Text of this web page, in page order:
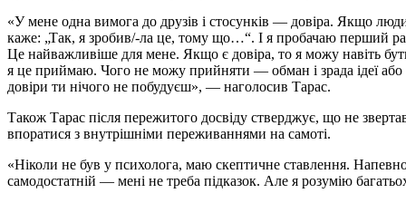
«У мене одна вимога до друзів і стосунків — довіра. Якщо
каже: „Так, я зробив/-ла це, тому що…“. І я пробачаю перший
Це найважливіше для мене. Якщо є довіра, то я можу навіть
я це приймаю. Чого не можу прийняти — обман і зрада ідеї або
довіри ти нічого не побудуєш», — наголосив Тарас.
Також Тарас після пережитого досвіду стверджує, що не
впоратися з внутрішніми переживаннями на самоті.
«Ніколи не був у психолога, маю скептичне ставлення.
самодостатній — мені не треба підказок. Але я розумію